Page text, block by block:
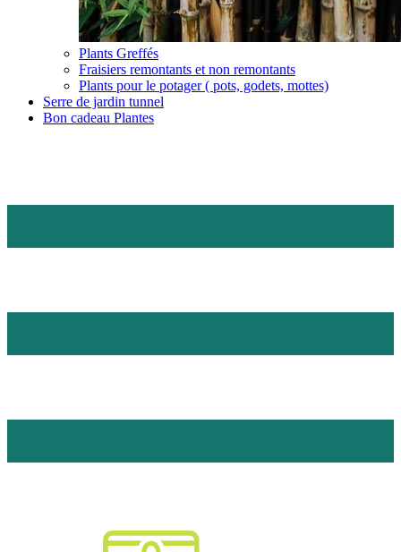
Plants Greffés
Fraisiers remontants et non remontants
Plants pour le potager ( pots, godets, mottes)
Serre de jardin tunnel
Bon cadeau Plantes